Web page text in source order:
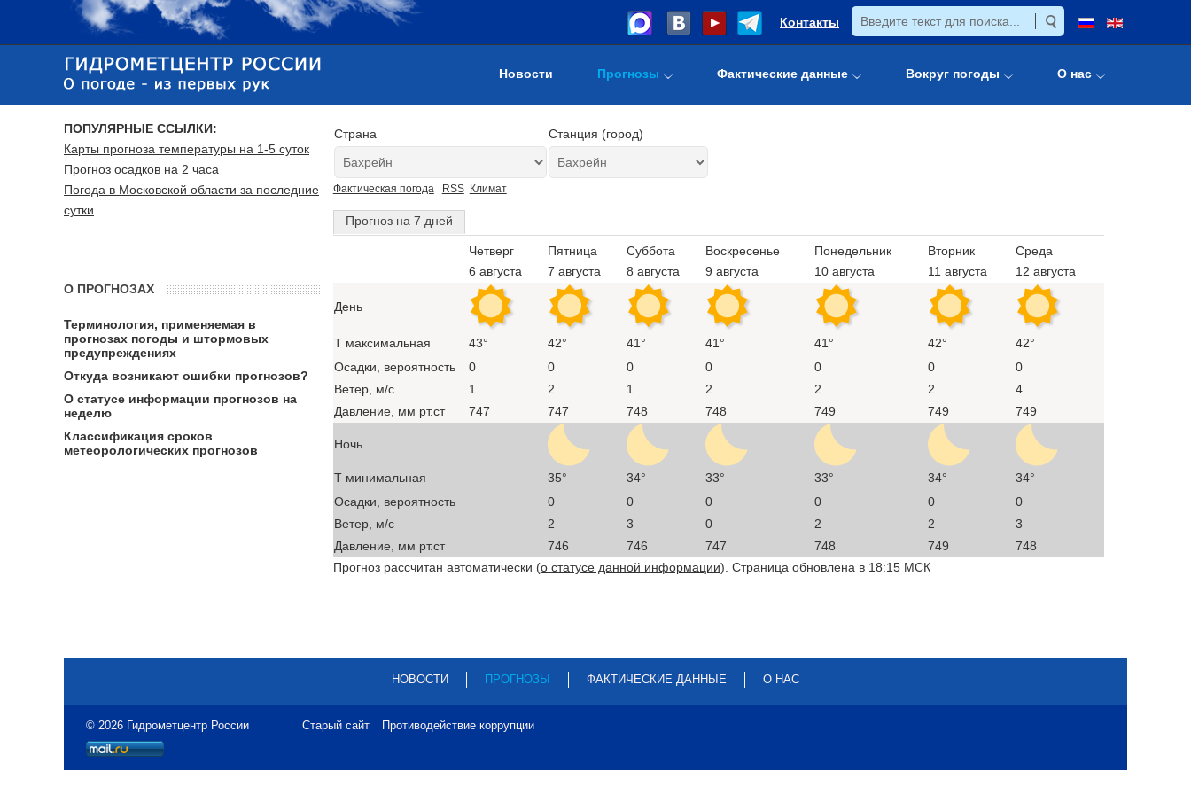
Контакты
Новости Прогнозы Фактические данные Вокруг погоды О нас
Страна Станция (город)
Фактическая погода RSS Климат
Прогноз на 7 дней
Четверг
6 августа
Пятница
7 августа
Суббота
8 августа
Воскресенье
9 августа
Понедельник
10 августа
Вторник
11 августа
Среда
12 августа
День
T максимальная 43° 42° 41° 41° 41° 42°
42°
Осадки, вероятность
0 0 0 0 0 0
0
Ветер, м/с
1 2 1 2 2 2
4
Давление, мм рт.ст
747 747 748 748 749 749 749
Ночь
T минимальная 35° 34° 33° 33° 34°
34°
Осадки, вероятность
0 0 0 0 0
0
Ветер, м/с
2 3 0 2 2
3
Давление, мм рт.ст
746 746 747 748 749
748
Прогноз рассчитан автоматически (о статусе данной информации). Страница обновлена в 18:15 МСК
ПОПУЛЯРНЫЕ ССЫЛКИ:
Карты прогноза температуры на 1-5 суток
Прогноз осадков на 2 часа
Погода в Московской области за последние
сутки
О ПРОГНОЗАХ
Терминология, применяемая в
прогнозах погоды и штормовых
предупреждениях
Откуда возникают ошибки прогнозов?
О статусе информации прогнозов на
неделю
Классификация сроков
метеорологических прогнозов
НОВОСТИ ПРОГНОЗЫ ФАКТИЧЕСКИЕ ДАННЫЕ О НАС
© 2026 Гидрометцентр России Старый сайт Противодействие коррупции